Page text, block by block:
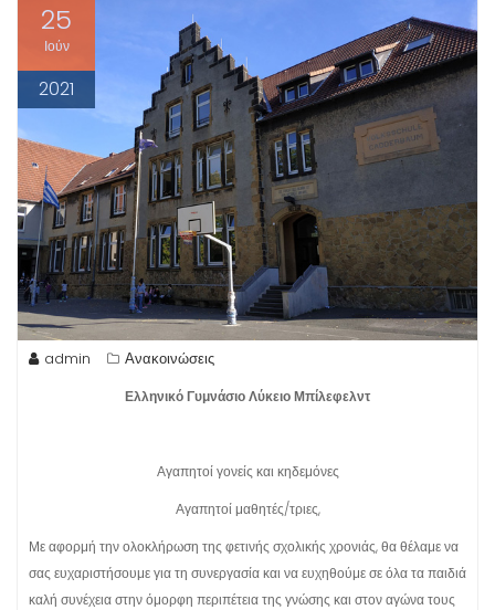
25
Ιούν
2021
admin Ανακοινώσεις
Ελληνικό Γυμνάσιο Λύκειο Μπίλεφελντ
Αγαπητοί γονείς και κηδεμόνες
Αγαπητοί μαθητές/τριες,
Με αφορμή την ολοκλήρωση της φετινής σχολικής χρονιάς, θα θέλαμε να
σας ευχαριστήσουμε για τη συνεργασία και να ευχηθούμε σε όλα τα παιδιά
καλή συνέχεια στην όμορφη περιπέτεια της γνώσης και στον αγώνα τους